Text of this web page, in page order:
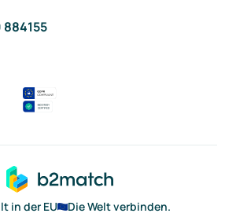
884155
in der EU
Die Welt verbinden.